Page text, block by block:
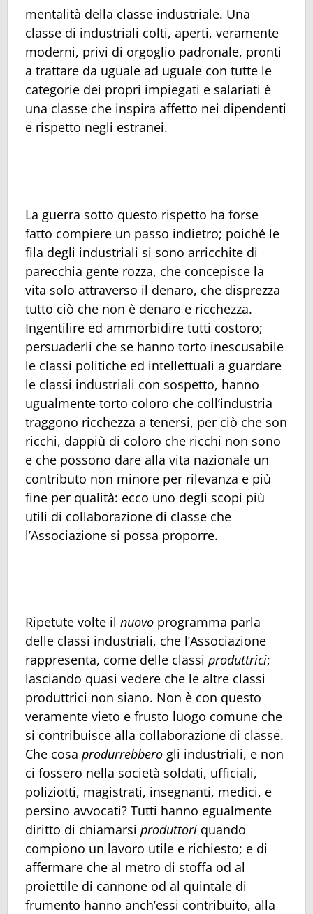
mentalità della classe industriale. Una
classe di industriali colti, aperti, veramente
moderni, privi di orgoglio padronale, pronti
a trattare da uguale ad uguale con tutte le
categorie dei propri impiegati e salariati è
una classe che inspira affetto nei dipendenti
e rispetto negli estranei.
La guerra sotto questo rispetto ha forse
fatto compiere un passo indietro; poiché le
fila degli industriali si sono arricchite di
parecchia gente rozza, che concepisce la
vita solo attraverso il denaro, che disprezza
tutto ciò che non è denaro e ricchezza.
Ingentilire ed ammorbidire tutti costoro;
persuaderli che se hanno torto inescusabile
le classi politiche ed intellettuali a guardare
le classi industriali con sospetto, hanno
ugualmente torto coloro che coll’industria
traggono ricchezza a tenersi, per ciò che son
ricchi, dappiù di coloro che ricchi non sono
e che possono dare alla vita nazionale un
contributo non minore per rilevanza e più
fine per qualità: ecco uno degli scopi più
utili di collaborazione di classe che
l’Associazione si possa proporre.
Ripetute volte il nuovo programma parla
delle classi industriali, che l’Associazione
rappresenta, come delle classi produttrici;
lasciando quasi vedere che le altre classi
produttrici non siano. Non è con questo
veramente vieto e frusto luogo comune che
si contribuisce alla collaborazione di classe.
Che cosa produrrebbero gli industriali, e non
ci fossero nella società soldati, ufficiali,
poliziotti, magistrati, insegnanti, medici, e
persino avvocati? Tutti hanno egualmente
diritto di chiamarsi produttori quando
compiono un lavoro utile e richiesto; e di
affermare che al metro di stoffa od al
proiettile di cannone od al quintale di
frumento hanno anch’essi contribuito, alla